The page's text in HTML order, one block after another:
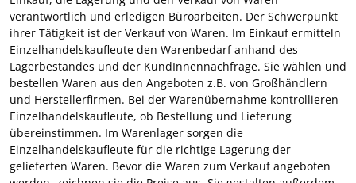
verantwortlich und erledigen Büroarbeiten. Der Schwerpunkt
ihrer Tätigkeit ist der Verkauf von Waren. Im Einkauf ermitteln
Einzelhandelskaufleute den Warenbedarf anhand des
Lagerbestandes und der KundInnennachfrage. Sie wählen und
bestellen Waren aus den Angeboten z.B. von Großhändlern
und Herstellerfirmen. Bei der Warenübernahme kontrollieren
Einzelhandelskaufleute, ob Bestellung und Lieferung
übereinstimmen. Im Warenlager sorgen die
Einzelhandelskaufleute für die richtige Lagerung der
gelieferten Waren. Bevor die Waren zum Verkauf angeboten